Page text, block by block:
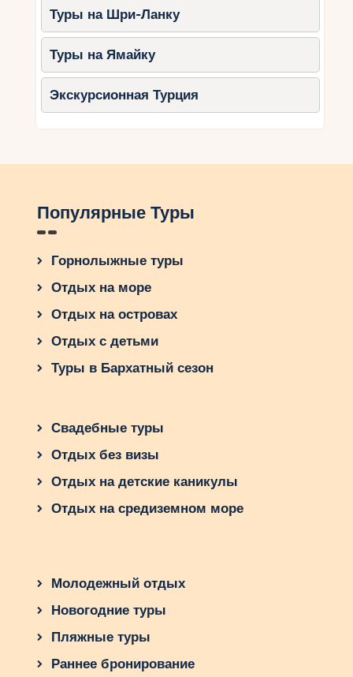
откроете новые возможности для активного
отдыха. Каждый горнолыжный тур – это новое
приключение, которое ждет своих
путешественников. И вы готовы ли принять
этот вызов?
Туры на Шри-Ланку
Туры на Ямайку
Экскурсионная Турция
Популярные Туры
Горнолыжные туры
Отдых на море
Отдых на островах
Отдых с детьми
Туры в Бархатный сезон
Свадебные туры
Отдых без визы
Отдых на детские каникулы
Отдых на средиземном море
Молодежный отдых
Новогодние туры
Пляжные туры
Раннее бронирование